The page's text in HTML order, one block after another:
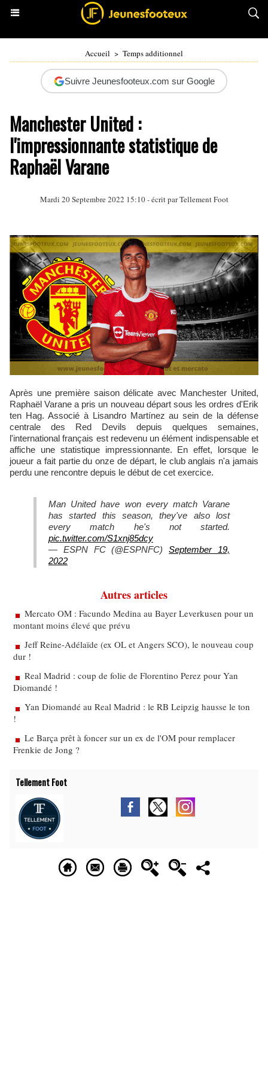
Accueil > Temps additionnel
Suivre Jeunesfooteux.com sur Google
Manchester United :
l'impressionnante statistique de
Raphaël Varane
Mardi 20 Septembre 2022 15:10 - écrit parTellement Foot
Après une première saison délicate avec Manchester United,
Raphaël Varane a pris un nouveau départ sous les ordres d'Erik
ten Hag. Associé à Lisandro Martínez au sein de la défense
centrale des Red Devils depuis quelques semaines,
l'international français est redevenu un élément indispensable et
affiche une statistique impressionnante. En effet, lorsque le
joueur a fait partie du onze de départ, le club anglais n'a jamais
perdu une rencontre depuis le début de cet exercice.
Man United have won every match Varane
has started this season, they've also lost
every match he's not started.
pic.twitter.com/S1xnj85dcy
— ESPN FC (@ESPNFC)September 19,
2022
Autres articles
Mercato OM : Facundo Medina au Bayer Leverkusen pour un
montant moins élevé que prévu
Jeff Reine-Adélaïde (ex OL et Angers SCO), le nouveau coup
dur !
Real Madrid : coup de folie de Florentino Perez pour Yan
Diomandé !
Yan Diomandé au Real Madrid : le RB Leipzig hausse le ton
!
Le Barça prêt à foncer sur un ex de l'OM pour remplacer
Frenkie de Jong ?
Tellement Foot